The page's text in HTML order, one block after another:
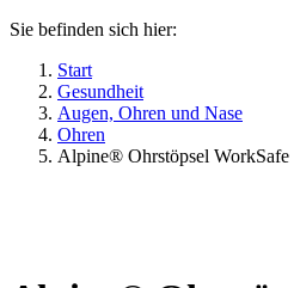
Sie befinden sich hier:
Start
Gesundheit
Augen, Ohren und Nase
Ohren
Alpine® Ohrstöpsel WorkSafe